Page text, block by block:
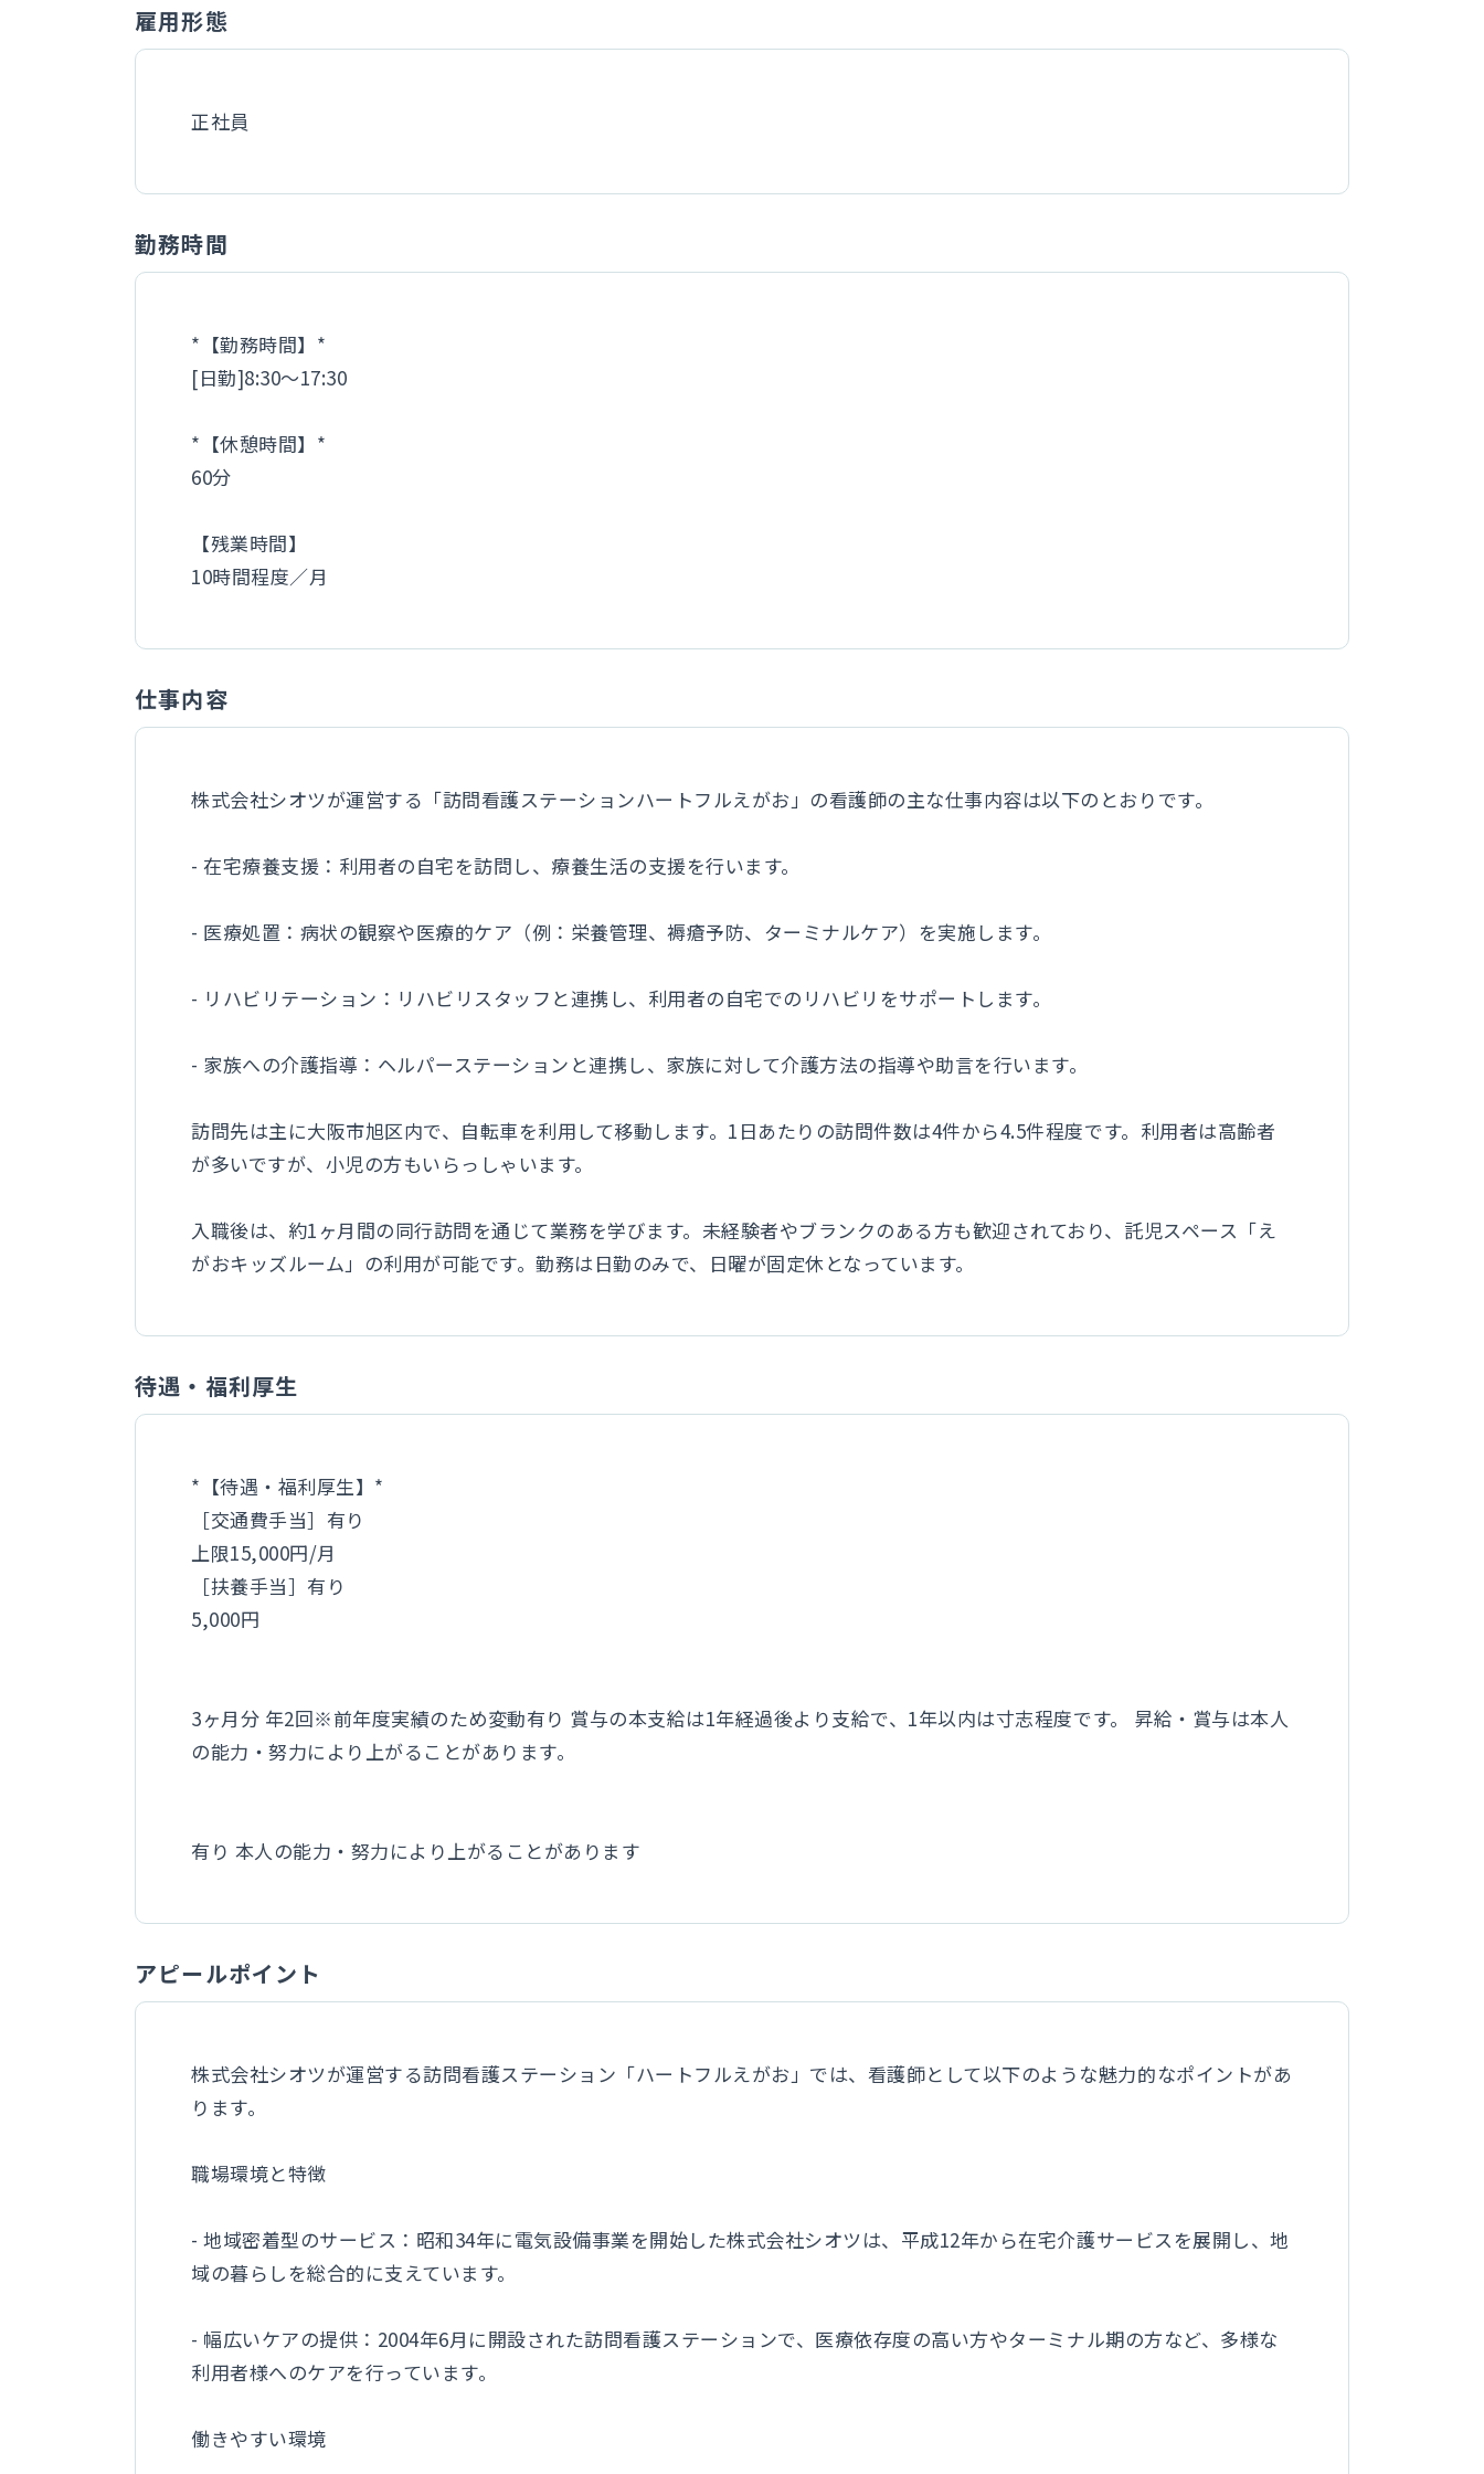
雇用形態
正社員
勤務時間
*【勤務時間】*
[日勤]8:30～17:30
*【休憩時間】*
60分
【残業時間】
10時間程度／月
仕事内容
株式会社シオツが運営する「訪問看護ステーションハートフルえがお」の看護師の主な仕事内容は以下のとおりです。
- 在宅療養支援：利用者の自宅を訪問し、療養生活の支援を行います。
- 医療処置：病状の観察や医療的ケア（例：栄養管理、褥瘡予防、ターミナルケア）を実施します。
- リハビリテーション：リハビリスタッフと連携し、利用者の自宅でのリハビリをサポートします。
- 家族への介護指導：ヘルパーステーションと連携し、家族に対して介護方法の指導や助言を行います。
訪問先は主に大阪市旭区内で、自転車を利用して移動します。1日あたりの訪問件数は4件から4.5件程度です。利用者は高齢者
が多いですが、小児の方もいらっしゃいます。
入職後は、約1ヶ月間の同行訪問を通じて業務を学びます。未経験者やブランクのある方も歓迎されており、託児スペース「え
がおキッズルーム」の利用が可能です。勤務は日勤のみで、日曜が固定休となっています。
待遇・福利厚生
*【待遇・福利厚生】*
［交通費手当］有り
上限15,000円/月
［扶養手当］有り
5,000円
3ヶ月分 年2回※前年度実績のため変動有り 賞与の本支給は1年経過後より支給で、1年以内は寸志程度です。 昇給・賞与は本人
の能力・努力により上がることがあります。
有り 本人の能力・努力により上がることがあります
アピールポイント
株式会社シオツが運営する訪問看護ステーション「ハートフルえがお」では、看護師として以下のような魅力的なポイントがあ
ります。
職場環境と特徴
- 地域密着型のサービス：昭和34年に電気設備事業を開始した株式会社シオツは、平成12年から在宅介護サービスを展開し、地
域の暮らしを総合的に支えています。
- 幅広いケアの提供：2004年6月に開設された訪問看護ステーションで、医療依存度の高い方やターミナル期の方など、多様な
利用者様へのケアを行っています。
働きやすい環境